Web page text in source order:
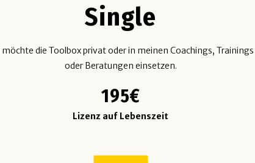
Single
möchte die Toolbox privat oder in meinen Coachings, Trainings
oder Beratungen einsetzen.
195€
Lizenz auf Lebenszeit